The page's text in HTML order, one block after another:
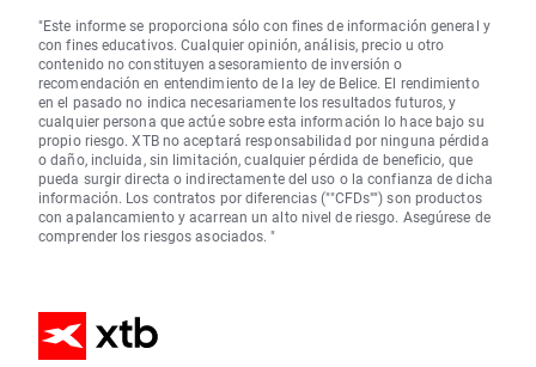
"Este informe se proporciona sólo con fines de información general y
con fines educativos. Cualquier opinión, análisis, precio u otro
contenido no constituyen asesoramiento de inversión o
recomendación en entendimiento de la ley de Belice. El rendimiento
en el pasado no indica necesariamente los resultados futuros, y
cualquier persona que actúe sobre esta información lo hace bajo su
propio riesgo. XTB no aceptará responsabilidad por ninguna pérdida
o daño, incluida, sin limitación, cualquier pérdida de beneficio, que
pueda surgir directa o indirectamente del uso o la confianza de dicha
información. Los contratos por diferencias (""CFDs"") son productos
con apalancamiento y acarrean un alto nivel de riesgo. Asegúrese de
comprender los riesgos asociados. "